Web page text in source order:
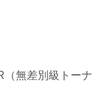
（無差別級トーナ